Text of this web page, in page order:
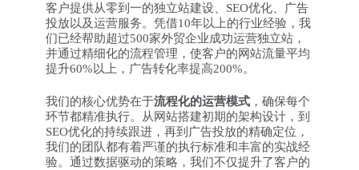
客户提供从零到一的独立站建设、SEO优化、广告
投放以及运营服务。凭借10年以上的行业经验，我
们已经帮助超过500家外贸企业成功运营独立站，
并通过精细化的流程管理，使客户的网站流量平均
提升60%以上，广告转化率提高200%。
我们的核心优势在于流程化的运营模式，确保每个
环节都精准执行。从网站搭建初期的架构设计，到
SEO优化的持续跟进，再到广告投放的精确定位，
我们的团队都有着严谨的执行标准和丰富的实战经
验。通过数据驱动的策略，我们不仅提升了客户的